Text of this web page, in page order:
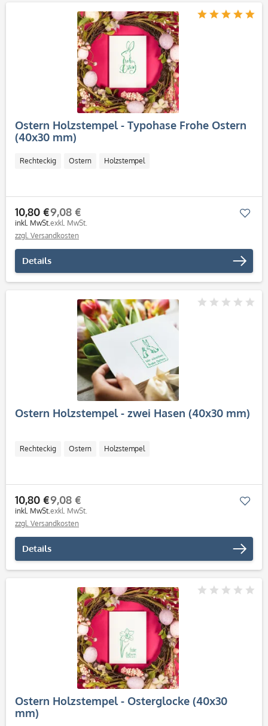
Ostern Holzstempel - Typohase Frohe Ostern
(40x30 mm)
Rechteckig Ostern Holzstempel
10,80 €
inkl. MwSt.
9,08 €
exkl. MwSt.
zzgl. Versandkosten
Details
Ostern Holzstempel - zwei Hasen (40x30 mm)
Rechteckig Ostern Holzstempel
10,80 €
inkl. MwSt.
9,08 €
exkl. MwSt.
zzgl. Versandkosten
Details
Ostern Holzstempel - Osterglocke (40x30
mm)